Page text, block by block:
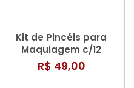
Kit de Pincéis para
Maquiagem c/12
Pincéis KP1-5B
R$ 49,00